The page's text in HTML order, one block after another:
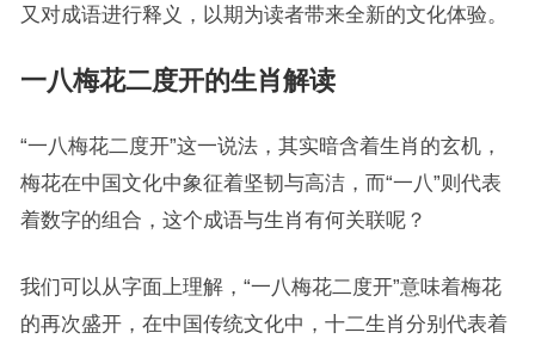
又对成语进行释义，以期为读者带来全新的文化体验。
一八梅花二度开的生肖解读
“一八梅花二度开”这一说法，其实暗含着生肖的玄机，
梅花在中国文化中象征着坚韧与高洁，而“一八”则代表
着数字的组合，这个成语与生肖有何关联呢？
我们可以从字面上理解，“一八梅花二度开”意味着梅花
的再次盛开，在中国传统文化中，十二生肖分别代表着